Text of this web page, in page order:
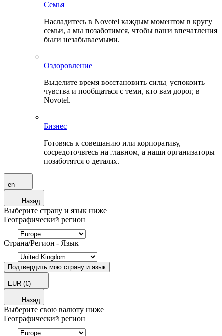
Семья
Насладитесь в Novotel каждым моментом в кругу
семьи, а мы позаботимся, чтобы ваши впечатления
были незабываемыми.
Оздоровление
Выделите время восстановить силы, успокоить
чувства и пообщаться с теми, кто вам дорог, в
Novotel.
Бизнес
Готовясь к совещанию или корпоративу,
сосредоточьтесь на главном, а наши организаторы
позаботятся о деталях.
en
Назад
Выберите страну и язык ниже
Географический регион
Страна/Регион - Язык
Подтвердить мою страну и язык
EUR (€)
Назад
Выберите свою валюту ниже
Географический регион